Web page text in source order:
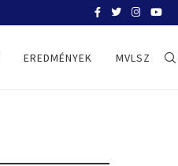
EREDMÉNYEK MVLSZ